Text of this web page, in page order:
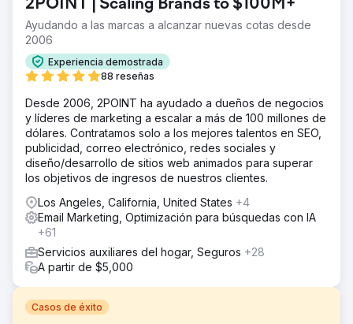
2POINT | Scaling Brands to $100M+
Ayudando a las marcas a alcanzar nuevas cotas desde
2006
Experiencia demostrada
88 reseñas
Desde 2006, 2POINT ha ayudado a dueños de negocios
y líderes de marketing a escalar a más de 100 millones de
dólares. Contratamos solo a los mejores talentos en SEO,
publicidad, correo electrónico, redes sociales y
diseño/desarrollo de sitios web animados para superar
los objetivos de ingresos de nuestros clientes.
Los Angeles, California, United States +4
Email Marketing, Optimización para búsquedas con IA
+61
Servicios auxiliares del hogar, Seguros +28
A partir de $5,000
Casos de éxito